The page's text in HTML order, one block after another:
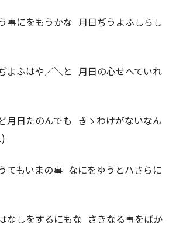
事にをもうかな 月日ぢうよふしらし
よふはや／＼と 月日の心せへていれ
月日たのんでも きゝわけがないなん
てもいまの事 なにをゆうとハさらに
なしをするにもな さきなる事をばか